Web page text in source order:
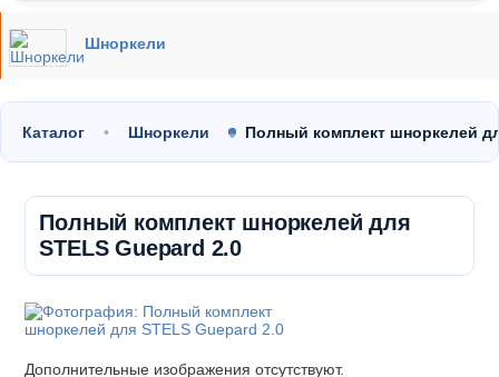
Шноркели
Каталог Шноркели Полный комплект шноркелей
Полный комплект шноркелей для
STELS Guepard 2.0
Дополнительные изображения отсутствуют.